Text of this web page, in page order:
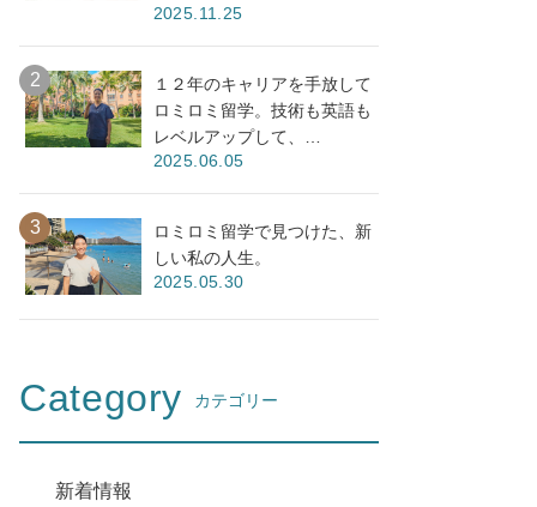
2025.11.25
１２年のキャリアを手放して
ロミロミ留学。技術も英語も
レベルアップして、…
2025.06.05
ロミロミ留学で見つけた、新
しい私の人生。
2025.05.30
Category カテゴリー
新着情報